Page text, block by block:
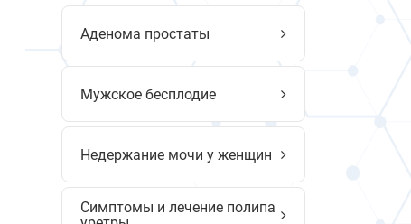
Аденома простаты
Мужское бесплодие
Недержание мочи у женщин
Симптомы и лечение полипа